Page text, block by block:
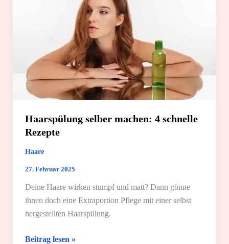
Haarspülung selber machen: 4 schnelle
Rezepte
Haare
27. Februar 2025
Deine Haare wirken stumpf und matt? Dann gönne
ihnen doch eine Extraportion Pflege mit einer selbst
hergestellten Haarspülung.
Haarspülung
Beitrag lesen »